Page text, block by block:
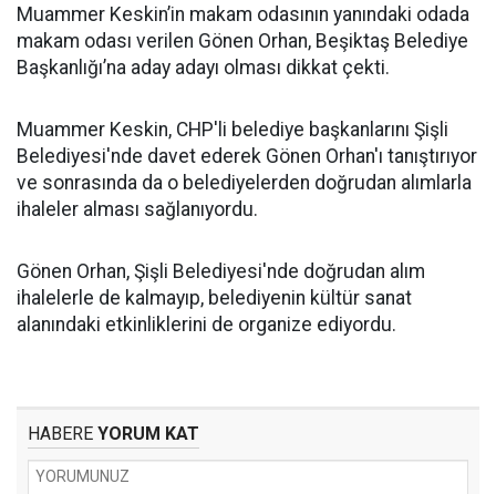
Muammer Keskin’in makam odasının yanındaki odada
makam odası verilen Gönen Orhan, Beşiktaş Belediye
Başkanlığı’na aday adayı olması dikkat çekti.
Muammer Keskin, CHP'li belediye başkanlarını Şişli
Belediyesi'nde davet ederek Gönen Orhan'ı tanıştırıyor
ve sonrasında da o belediyelerden doğrudan alımlarla
ihaleler alması sağlanıyordu.
Gönen Orhan, Şişli Belediyesi'nde doğrudan alım
ihalelerle de kalmayıp, belediyenin kültür sanat
alanındaki etkinliklerini de organize ediyordu.
HABERE YORUM KAT